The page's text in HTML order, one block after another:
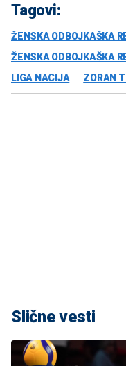
Tagovi:
ŽENSKA ODBOJKAŠKA
ŽENSKA ODBOJKAŠKA
LIGA NACIJA
ZORAN
Slične vesti